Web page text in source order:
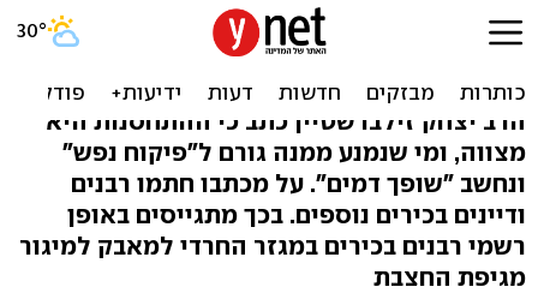
רבנים בכירים: מי שלא מחסן
נגד חצבת - כמו רוצח
הרב יצחק זילברשטיין כתב כי ההתחסנות היא
מצווה, ומי שנמנע ממנה גורם ל"פיקוח נפש"
ונחשב "שופך דמים". על מכתבו חתמו רבנים
ודיינים בכירים נוספים. בכך מתגייסים באופן
רשמי רבנים בכירים במגזר החרדי למאבק למיגור
מגיפת החצבת